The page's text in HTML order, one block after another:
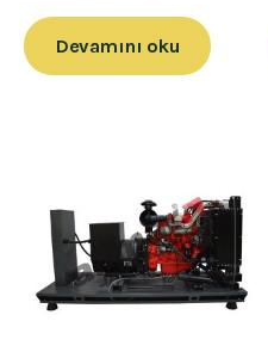
Devamını oku